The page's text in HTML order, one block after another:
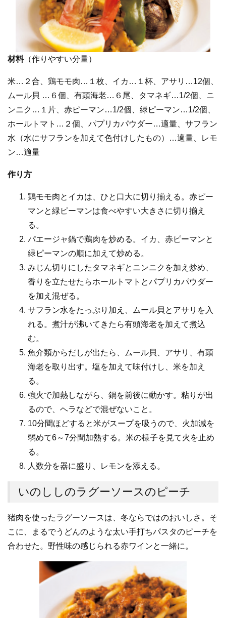
材料（作りやすい分量）
米…２合、鶏モモ肉…１枚、イカ…１杯、アサリ…12個、
ムール貝 …６個、有頭海老…６尾、タマネギ…1/2個、ニ
ンニク…１片、赤ピーマン…1/2個、緑ピーマン…1/2個、
ホールトマト…２個、パプリカパウダー…適量、サフラン
水（水にサフランを加えて色付けしたもの）…適量、レモ
ン…適量
作り方
鶏モモ肉とイカは、ひと口大に切り揃える。赤ピー
マンと緑ピーマンは食べやすい大きさに切り揃え
る。
パエージャ鍋で鶏肉を炒める。イカ、赤ピーマンと
緑ピーマンの順に加えて炒める。
みじん切りにしたタマネギとニンニクを加え炒め、
香りを立たせたらホールトマトとパプリカパウダー
を加え混ぜる。
サフラン水をたっぷり加え、ムール貝とアサリを入
れる。煮汁が沸いてきたら有頭海老を加えて煮込
む。
魚介類からだしが出たら、ムール貝、アサリ、有頭
海老を取り出す。塩を加えて味付けし、米を加え
る。
強火で加熱しながら、鍋を前後に動かす。粘りが出
るので、ヘラなどで混ぜないこと。
10分間ほどすると米がスープを吸うので、火加減を
弱めて6～7分間加熱する。米の様子を見て火を止め
る。
人数分を器に盛り、レモンを添える。
いのししのラグーソースのピーチ
猪肉を使ったラグーソースは、冬ならではのおいしさ。そ
こに、まるでうどんのような太い手打ちパスタのピーチを
合わせた。野性味の感じられる赤ワインと一緒に。